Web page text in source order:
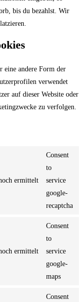
bis du bezahlst. Wir
eine andere Form der
verwendet
auf dieser Website oder
zu verfolgen.
ermittelt
Consent
to
service
google-
recaptcha
ermittelt
Consent
to
service
google-
maps
Consent